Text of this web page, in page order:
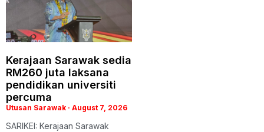
Kerajaan Sarawak sedia
RM260 juta laksana
pendidikan universiti
percuma
Utusan Sarawak August 7, 2026
SARIKEI: Kerajaan Sarawak